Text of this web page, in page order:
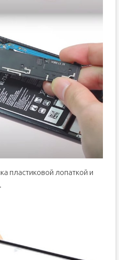
пластиковой лопаткой и